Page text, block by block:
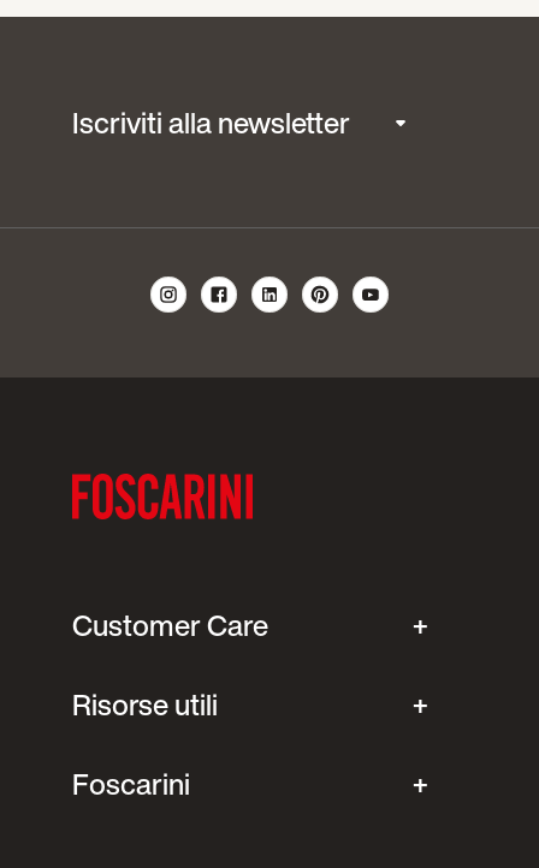
Iscriviti alla newsletter
Customer Care
Risorse utili
Foscarini